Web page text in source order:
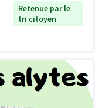
Retenue par le
tri citoyen